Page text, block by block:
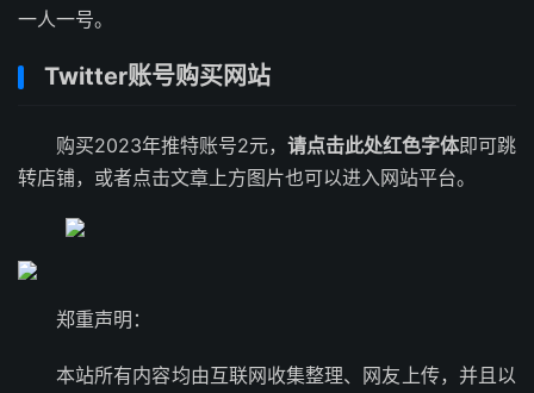
一人一号。
Twitter账号购买网站
购买2023年推特账号2元， 请点击此处红色字体即可跳
转店铺，或者点击文章上方图片也可以进入网站平台。
郑重声明：
本站所有内容均由互联网收集整理、网友上传，并且以